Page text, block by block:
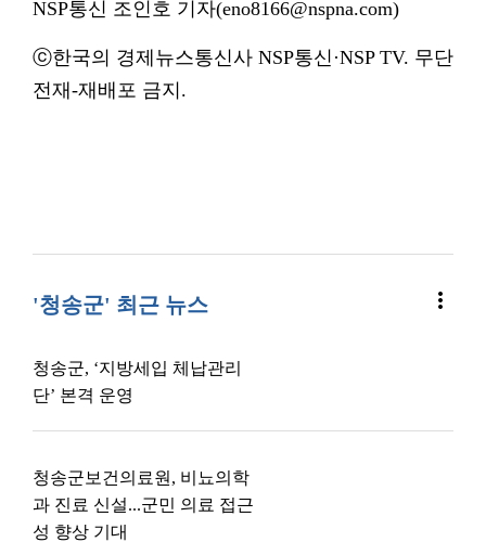
NSP통신 조인호 기자(eno8166@nspna.com)
ⓒ한국의 경제뉴스통신사 NSP통신·NSP TV. 무단
전재-재배포 금지.
'청송군' 최근 뉴스 more_vert
청송군, ‘지방세입 체납관리
단’ 본격 운영
청송군보건의료원, 비뇨의학
과 진료 신설...군민 의료 접근
성 향상 기대